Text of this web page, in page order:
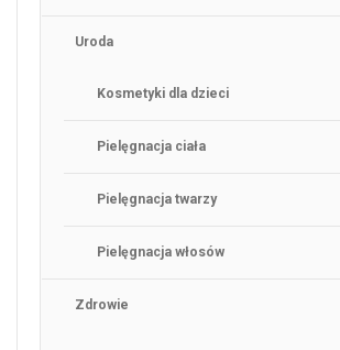
Uroda
Kosmetyki dla dzieci
Pielęgnacja ciała
Pielęgnacja twarzy
Pielęgnacja włosów
Zdrowie